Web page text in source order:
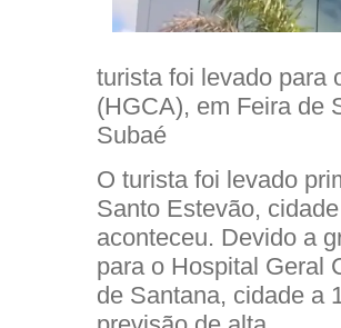
turista foi levado para
(HGCA), em Feira de
Subaé
O turista foi levado
Santo Estevão,
aconteceu. Devido a
para o Hospital Geral
de Santana, cidade a